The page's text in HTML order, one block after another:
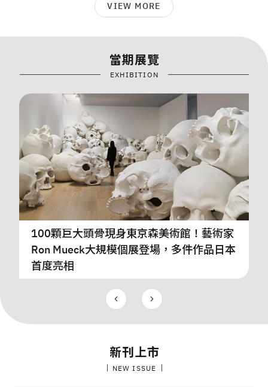
VIEW MORE
當期展覽
EXHIBITION
北美館「超現實主義：對話中的世界」開
展！從達利到大衛林區等藝術家作品，走入
夢境與潛意識交錯的想像風景
新刊上市
NEW ISSUE